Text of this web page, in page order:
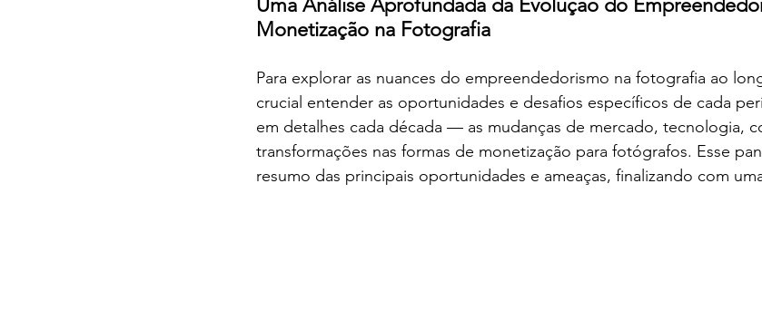
Monetização na Fotografia
Para explorar as nuances do empreendedorismo na fotografia ao
crucial entender as oportunidades e desafios específicos de cada
em detalhes cada década — as mudanças de mercado, tecnologia,
transformações nas formas de monetização para fotógrafos. Esse
resumo das principais oportunidades e ameaças, finalizando com